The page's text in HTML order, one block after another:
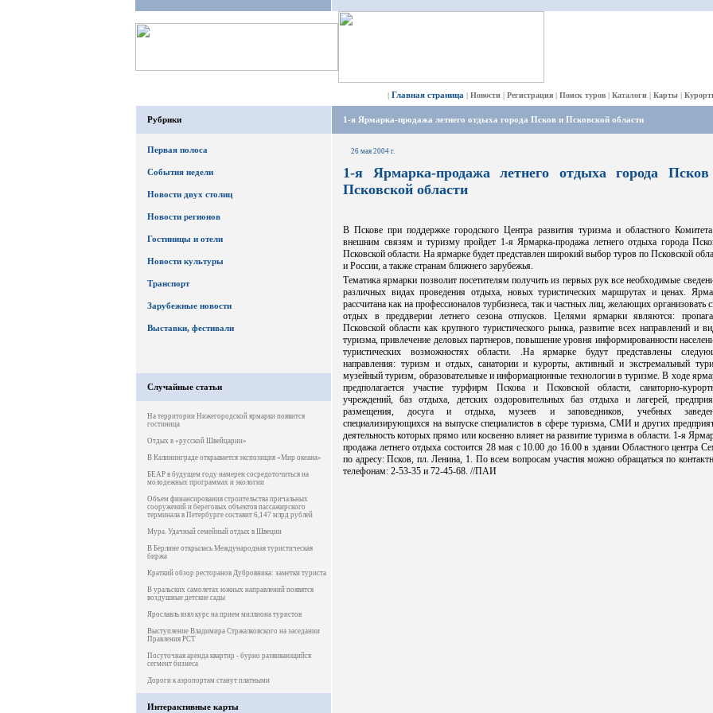
| Главная страница | Новости | Регистрация | Поиск туров | Каталоги | Карты |
Рубрики
Первая полоса
События недели
Новости двух столиц
Новости регионов
Гостиницы и отели
Новости культуры
Транспорт
Зарубежные новости
Выставки, фестивали
Случайные статьи
На территории Нижегородской ярмарки появится
гостиница
Отдых в «русской Швейцарии»
В Калининграде открывается экспозиция «Мир океана»
БЕАР в будущем году намерен сосредоточиться на
молодежных программах и экологии
Объем финансирования строительства причальных
сооружений и береговых объектов пассажирского
терминала в Петербурге составит 6,147 млрд рублей
Мура. Удачный семейный отдых в Швеции
В Берлине открылась Международная туристическая
биржа
Краткий обзор ресторанов Дубровника: заметки туриста
В уральских самолетах южных направлений появятся
воздушные детские сады
Ярославль взял курс на прием миллиона туристов
Выступление Владимира Стржалковского на заседании
Правления РСТ
Посуточная аренда квартир - бурно развивающийся
сегмент бизнеса
Дороги к аэропортам станут платными
Интерактивные карты
1-я Ярмарка-продажа летнего отдыха города Псков и Псковской области
26 мая 2004 г.
1-я Ярмарка-продажа летнего отдыха города
Псковской области
В Пскове при поддержке городского Центра развития туризма и областного
внешним связям и туризму пройдет 1-я Ярмарка-продажа летнего отдыха города
Псковской области. На ярмарке будет представлен широкий выбор туров по Псковской
и России, а также странам ближнего зарубежья.
Тематика ярмарки позволит посетителям получить из первых рук все необходимые
различных видах проведения отдыха, новых туристических маршрутах и ценах.
рассчитана как на профессионалов турбизнеса, так и частных лиц, желающих организовать
отдых в преддверии летнего сезона отпусков. Целями ярмарки являются:
Псковской области как крупного туристического рынка, развитие всех направлений и
туризма, привлечение деловых партнеров, повышение уровня информированности
туристических возможностях области. .На ярмарке будут представлены
направления: туризм и отдых, санатории и курорты, активный и экстремальный
музейный туризм, образовательные и информационные технологии в туризме. В ходе
предполагается участие турфирм Пскова и Псковской области, санаторно-
учреждений, баз отдыха, детских оздоровительных баз отдыха и лагерей,
размещения, досуга и отдыха, музеев и заповедников, учебных
специализирующихся на выпуске специалистов в сфере туризма, СМИ и других
деятельность которых прямо или косвенно влияет на развитие туризма в области. 1-я
продажа летнего отдыха состоится 28 мая с 10.00 до 16.00 в здании Областного центра
по адресу: Псков, пл. Ленина, 1. По всем вопросам участия можно обращаться по
телефонам: 2-53-35 и 72-45-68. //ПАИ